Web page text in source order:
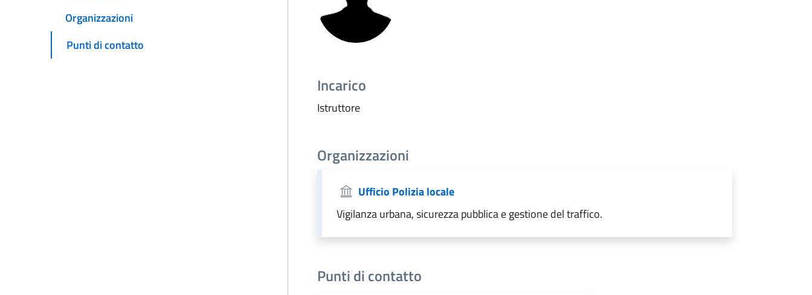
Organizzazioni
Punti di contatto
Incarico
Istruttore
Organizzazioni
Ufficio Polizia locale
Vigilanza urbana, sicurezza pubblica e gestione del traffico.
Punti di contatto